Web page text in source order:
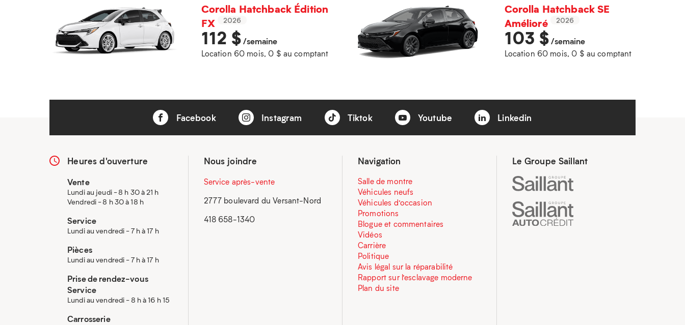
Corolla Hatchback Édition
FX
2026
112 $ /semaine
Location 60 mois, 0 $ au comptant
Corolla Hatchback SE
Amélioré
2026
103 $ /semaine
Location 60 mois, 0 $ au comptant
Facebook Instagram Tiktok Youtube Linkedin
Heures d'ouverture
Vente
Lundi au jeudi - 8 h 30 à 21 h
Vendredi - 8 h 30 à 18 h
Service
Lundi au vendredi - 7 h à 17 h
Pièces
Lundi au vendredi - 7 h à 17 h
Prise de rendez-vous
Service
Lundi au vendredi - 8 h à 16 h 15
Carrosserie
Nous joindre
Service après-vente
2777 boulevard du Versant-Nord
418 658-1340
Navigation
Salle de montre
Véhicules neufs
Véhicules d’occasion
Promotions
Blogue et commentaires
Vidéos
Carrière
Politique
Avis légal sur la réparabilité
Rapport sur l’esclavage moderne
Plan du site
Le Groupe Saillant